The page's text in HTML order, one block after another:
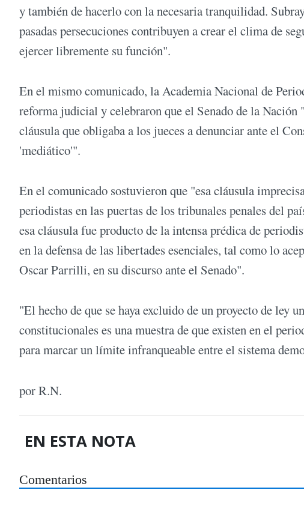
y también de hacerlo con la necesaria tranquilidad.
pasadas persecuciones contribuyen a crear el clima de
ejercer libremente su función".
En el mismo comunicado, la Academia Nacional de
reforma judicial y celebraron que el Senado de la
cláusula que obligaba a los jueces a denunciar ante el
'mediático'".
En el comunicado sostuvieron que "esa cláusula
periodistas en las puertas de los tribunales penales del
esa cláusula fue producto de la intensa prédica de
en la defensa de las libertades esenciales, tal como lo
Oscar Parrilli, en su discurso ante el Senado".
"El hecho de que se haya excluido de un proyecto de ley
constitucionales es una muestra de que existen en el
para marcar un límite infranqueable entre el sistema
por R.N.
EN ESTA NOTA
Comentarios